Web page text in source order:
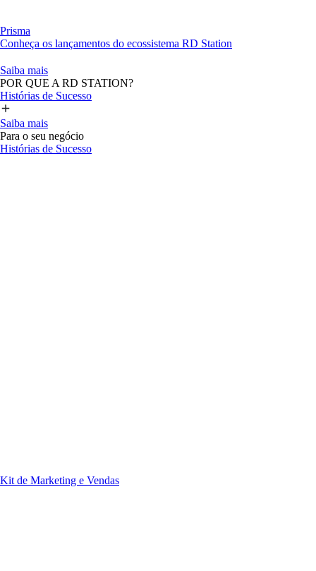
Prisma
Conheça os lançamentos do ecossistema RD Station
Saiba mais
POR QUE A RD STATION?
Histórias de Sucesso
Saiba mais
Para o seu negócio
Histórias de Sucesso
Kit de Marketing e Vendas